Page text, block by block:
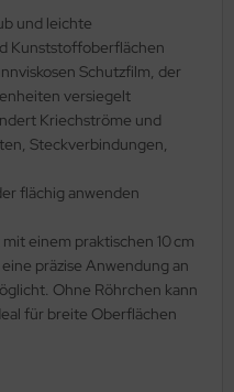
und leichte
Kunststoffoberflächen
Schutzfilm, der
versiegelt
Kriechströme und
Steckverbindungen,
flächig anwenden
einem praktischen 10 cm
präzise Anwendung an
Ohne Röhrchen kann
für breite Oberflächen